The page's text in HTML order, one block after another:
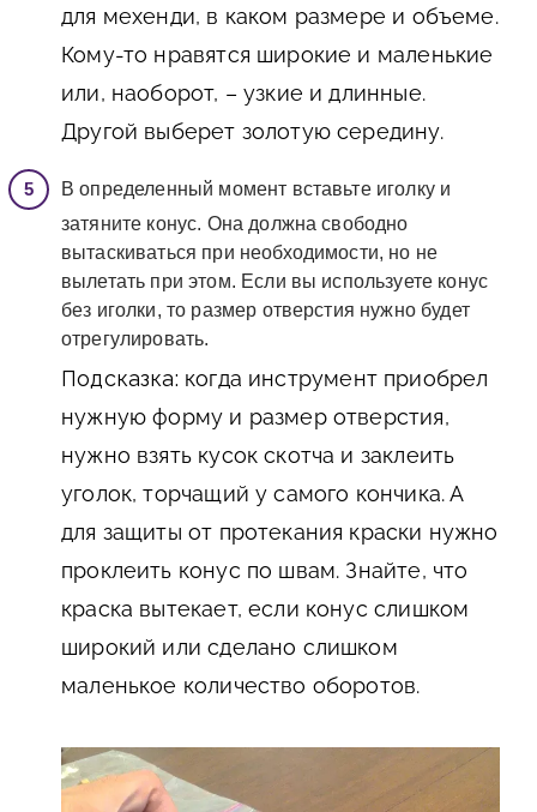
для мехенди, в каком размере и объеме.
Кому-то нравятся широкие и маленькие
или, наоборот, – узкие и длинные.
Другой выберет золотую середину.
В определенный момент вставьте иголку и
затяните конус. Она должна свободно
вытаскиваться при необходимости, но не
вылетать при этом. Если вы используете конус
без иголки, то размер отверстия нужно будет
отрегулировать.
Подсказка: когда инструмент приобрел
нужную форму и размер отверстия,
нужно взять кусок скотча и заклеить
уголок, торчащий у самого кончика. А
для защиты от протекания краски нужно
проклеить конус по швам. Знайте, что
краска вытекает, если конус слишком
широкий или сделано слишком
маленькое количество оборотов.